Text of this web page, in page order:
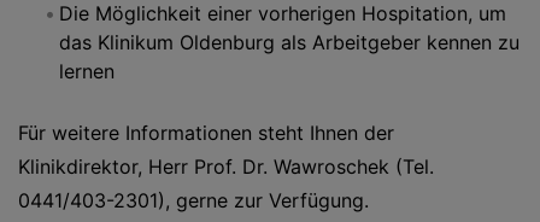
Die Möglichkeit einer vorherigen Hospitation, um
das Klinikum Oldenburg als Arbeitgeber kennen zu
lernen
Für weitere Informationen steht Ihnen der
Klinikdirektor, Herr Prof. Dr. Wawroschek (Tel.
0441/403-2301), gerne zur Verfügung.